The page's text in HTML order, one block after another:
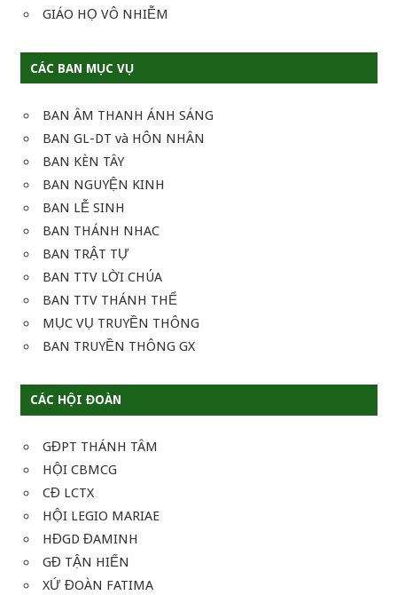
GIÁO HỌ VÔ NHIỄM
CÁC BAN MỤC VỤ
BAN ÂM THANH ÁNH SÁNG
BAN GL-DT và HÔN NHÂN
BAN KÈN TÂY
BAN NGUYỆN KINH
BAN LỄ SINH
BAN THÁNH NHAC
BAN TRẬT TỰ
BAN TTV LỜI CHÚA
BAN TTV THÁNH THỂ
MỤC VỤ TRUYỀN THÔNG
BAN TRUYỀN THÔNG GX
CÁC HỘI ĐOÀN
GĐPT THÁNH TÂM
HỘI CBMCG
CĐ LCTX
HỘI LEGIO MARIAE
HĐGD ĐAMINH
GĐ TẬN HIẾN
XỨ ĐOÀN FATIMA